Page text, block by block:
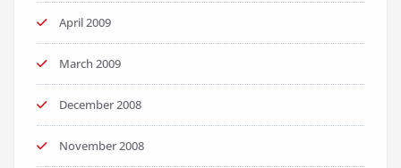
April 2009
March 2009
December 2008
November 2008